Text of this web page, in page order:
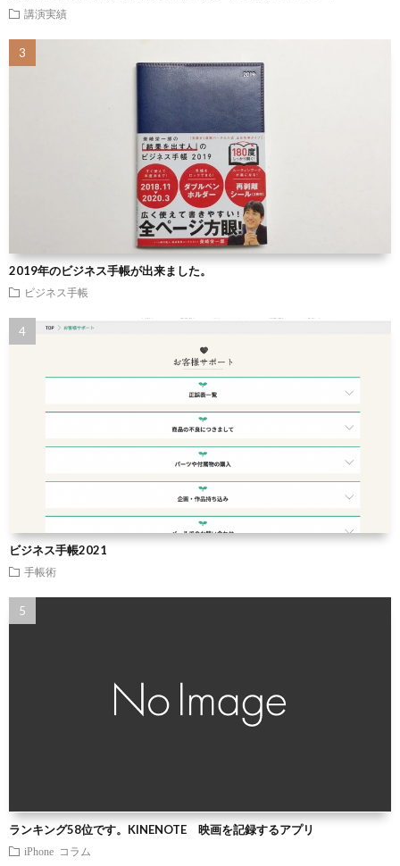
講演実績
2019年のビジネス手帳が出来ました。
ビジネス手帳
ビジネス手帳2021
手帳術
ランキング58位です。KINENOTE 映画を記録するアプリ
iPhone コラム